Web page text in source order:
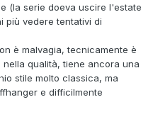
(la serie doeva uscire l'estate
più vedere tentativi di
è malvagia, tecnicamente è
qualità, tiene ancora una
stile molto classica, ma
e difficilmente